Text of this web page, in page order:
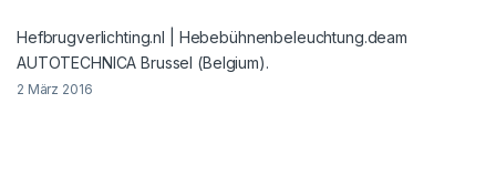
Hefbrugverlichting.nl | Hebebühnenbeleuchtung.deam
AUTOTECHNICA Brussel (Belgium).
2 März 2016